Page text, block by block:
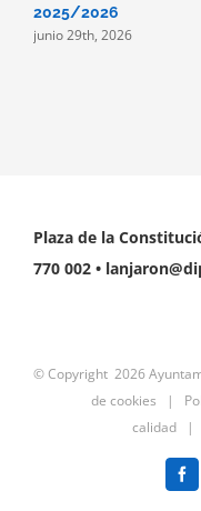
2025/2026
junio 29th, 2026
Plaza de la
770 002 •
© Copyright 2026
de cookies |
calidad |